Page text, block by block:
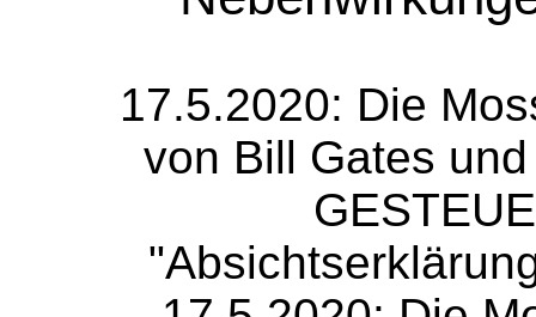
17.5.2020: Die
von Bill Gates